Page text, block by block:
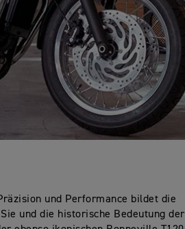
und Performance bildet die
und die historische Bedeutung der